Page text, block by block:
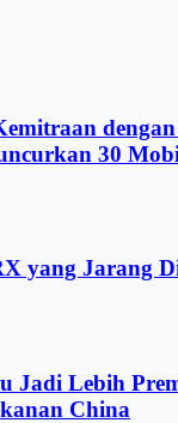
30
yang Jarang
Jadi Lebih
China